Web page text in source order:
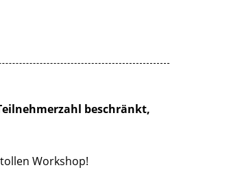
beschränkt,
Workshop!